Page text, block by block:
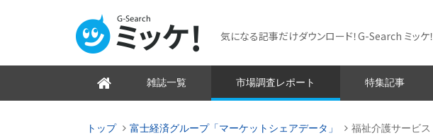
気になる記事だけダウンロード！G-Search ミッケ！
雑誌一覧 市場調査レポート 特集記事
トップ 富士経済グループ「マーケットシェアデータ」 福祉介護サービス